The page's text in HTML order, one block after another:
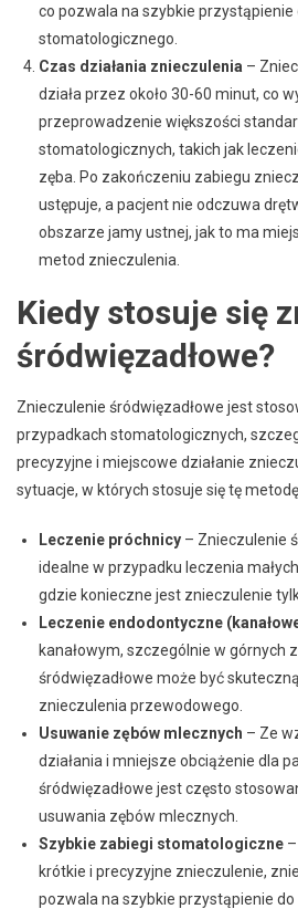
co pozwala na szybkie przystąpienie
stomatologicznego.
Czas działania znieczulenia –
działa przez około 30-60 minut, co
przeprowadzenie większości
stomatologicznych, takich jak
zęba. Po zakończeniu zabiegu
ustępuje, a pacjent nie odczuwa
obszarze jamy ustnej, jak to ma
metod znieczulenia.
Kiedy stosuje się
śródwięzadłowe?
Znieczulenie śródwięzadłowe jest
przypadkach stomatologicznych,
precyzyjne i miejscowe działanie
sytuacje, w których stosuje się tę
Leczenie próchnicy – Znieczulenie
idealne w przypadku leczenia
gdzie konieczne jest znieczulenie
Leczenie endodontyczne
kanałowym, szczególnie w górnych
śródwięzadłowe może być
znieczulenia przewodowego.
Usuwanie zębów mlecznych – Ze
działania i mniejsze obciążenie dla
śródwięzadłowe jest często
usuwania zębów mlecznych.
Szybkie zabiegi stomatologiczne
krótkie i precyzyjne znieczulenie,
pozwala na szybkie przystąpienie